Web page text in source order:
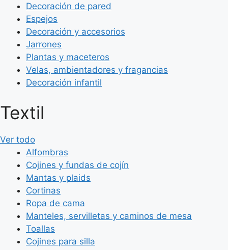
Decoración de pared
Espejos
Decoración y accesorios
Jarrones
Plantas y maceteros
Velas, ambientadores y fragancias
Decoración infantil
Textil
Ver todo
Alfombras
Cojines y fundas de cojín
Mantas y plaids
Cortinas
Ropa de cama
Manteles, servilletas y caminos de mesa
Toallas
Cojines para silla